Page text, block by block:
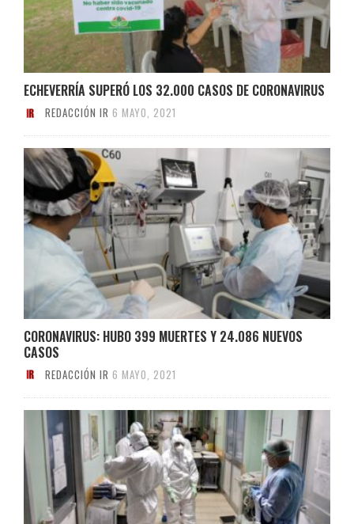
ECHEVERRÍA SUPERÓ LOS 32.000 CASOS DE CORONAVIRUS
REDACCIÓN IR 6 MAYO, 2021
CORONAVIRUS: HUBO 399 MUERTES Y 24.086 NUEVOS
CASOS
REDACCIÓN IR 6 MAYO, 2021